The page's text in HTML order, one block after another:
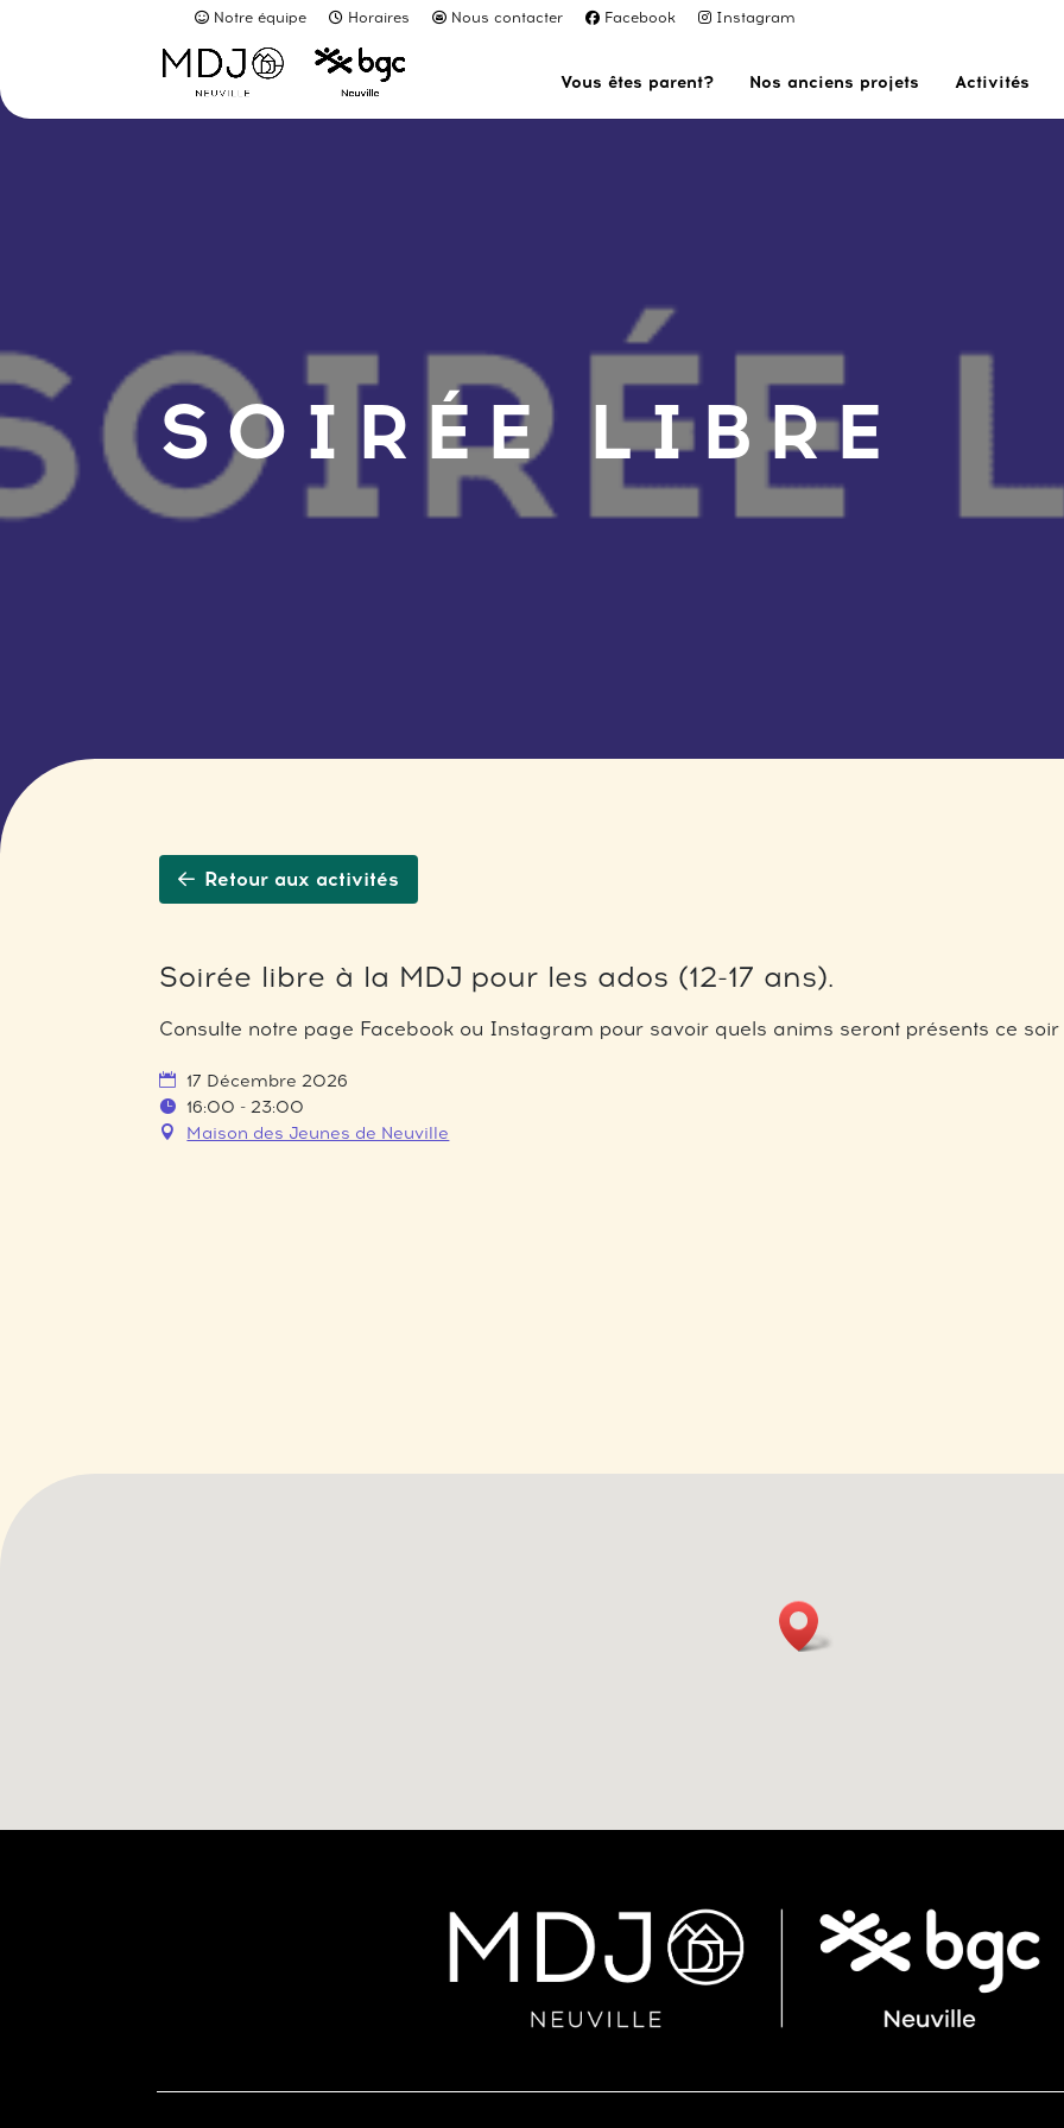
Notre équipe Horaires Nous contacter Facebook Instagram
Vous êtes parent? Nos anciens projets Activités
SOIRÉE LIBRE
Retour aux activités
Soirée libre à la MDJ pour les ados (12-17 ans).
Consulte notre page Facebook ou Instagram pour savoir quels anims seront présents ce soir
17 Décembre 2026
16:00 - 23:00
Maison des Jeunes de Neuville